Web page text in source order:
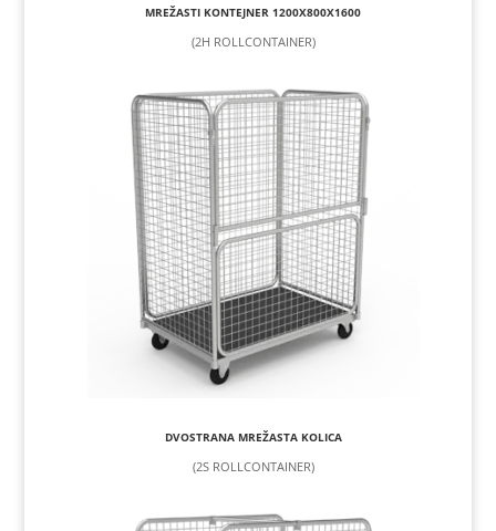
MREŽASTI KONTEJNER 1200X800X1600
(2H ROLLCONTAINER)
DVOSTRANA MREŽASTA KOLICA
(2S ROLLCONTAINER)